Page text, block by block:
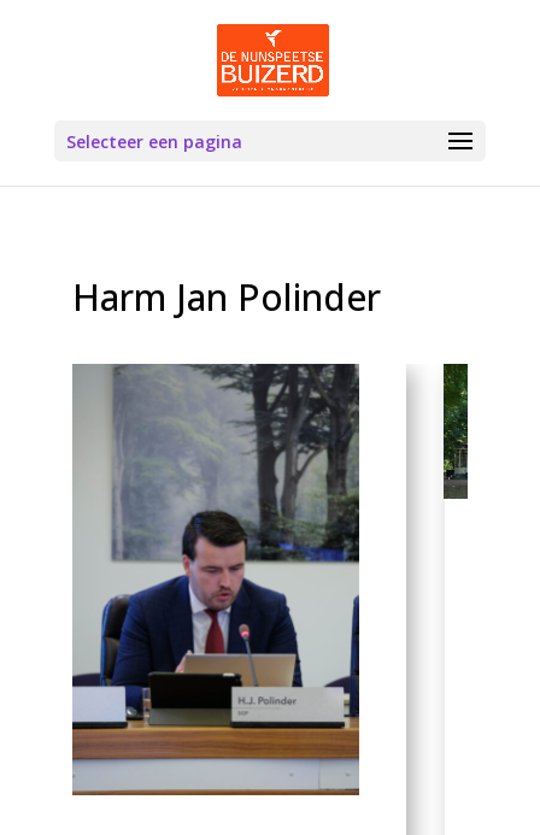
Selecteer een pagina
Harm Jan Polinder